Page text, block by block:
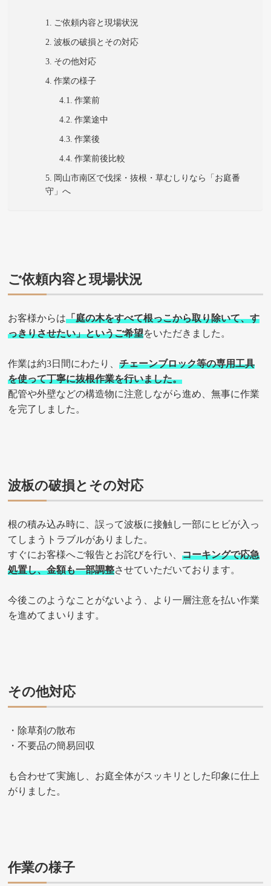
ご依頼内容と現場状況
波板の破損とその対応
その他対応
作業の様子
作業前
作業途中
作業後
作業前後比較
岡山市南区で伐採・抜根・草むしりなら「お庭番
守」へ
ご依頼内容と現場状況
お客様からは「庭の木をすべて根っこから取り除いて、す
っきりさせたい」というご希望をいただきました。
作業は約3日間にわたり、チェーンブロック等の専用工具
を使って丁寧に抜根作業を行いました。
配管や外壁などの構造物に注意しながら進め、無事に作業
を完了しました。
波板の破損とその対応
根の積み込み時に、誤って波板に接触し一部にヒビが入っ
てしまうトラブルがありました。
すぐにお客様へご報告とお詫びを行い、コーキングで応急
処置し、金額も一部調整させていただいております。
今後このようなことがないよう、より一層注意を払い作業
を進めてまいります。
その他対応
・除草剤の散布
・不要品の簡易回収
も合わせて実施し、お庭全体がスッキリとした印象に仕上
がりました。
作業の様子